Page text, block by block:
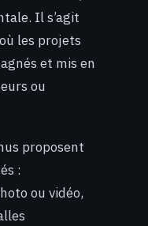
Il s’agit
les projets
et mis en
ou
proposent
:
ou vidéo,